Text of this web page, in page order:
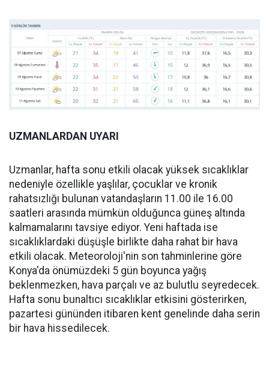
UZMANLARDAN UYARI
Uzmanlar, hafta sonu etkili olacak yüksek sıcaklıklar
nedeniyle özellikle yaşlılar, çocuklar ve kronik
rahatsızlığı bulunan vatandaşların 11.00 ile 16.00
saatleri arasında mümkün olduğunca güneş altında
kalmamalarını tavsiye ediyor. Yeni haftada ise
sıcaklıklardaki düşüşle birlikte daha rahat bir hava
etkili olacak. Meteoroloji'nin son tahminlerine göre
Konya'da önümüzdeki 5 gün boyunca yağış
beklenmezken, hava parçalı ve az bulutlu seyredecek.
Hafta sonu bunaltıcı sıcaklıklar etkisini gösterirken,
pazartesi gününden itibaren kent genelinde daha serin
bir hava hissedilecek.